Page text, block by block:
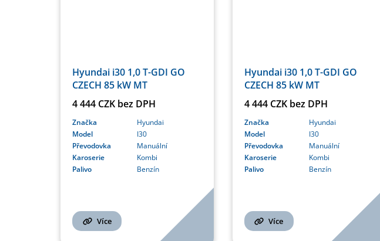
Hyundai i30 1,0 T-GDI GO
CZECH 85 kW MT
4 444 CZK bez DPH
Značka
Hyundai
Model
I30
Převodovka
Manuální
Karoserie
Kombi
Palivo
Benzín
Více
Hyundai i30 1,0 T-GDI GO
CZECH 85 kW MT
4 444 CZK bez DPH
Značka
Hyundai
Model
I30
Převodovka
Manuální
Karoserie
Kombi
Palivo
Benzín
Více